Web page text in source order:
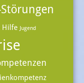
Störungen
Hilfe Jugend